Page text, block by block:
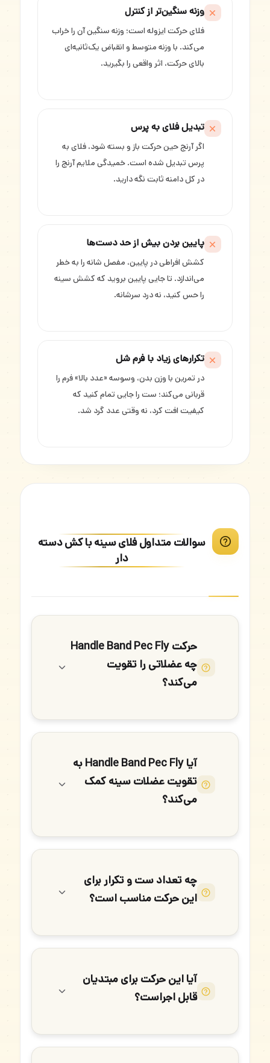
وزنه سنگین‌تر از کنترل
فلای حرکت ایزوله است؛ وزنه سنگین آن را خراب
می‌کند. با وزنه متوسط و انقباض یک‌ثانیه‌ای
بالای حرکت، اثر واقعی را بگیرید.
تبدیل فلای به پرس
اگر آرنج حین حرکت باز و بسته شود، فلای به
پرس تبدیل شده است. خمیدگی ملایم آرنج را
در کل دامنه ثابت نگه دارید.
پایین بردن بیش از حد دست‌ها
کشش افراطی در پایین، مفصل شانه را به خطر
می‌اندازد. تا جایی پایین بروید که کشش سینه
را حس کنید، نه درد سرشانه.
تکرارهای زیاد با فرم شل
در تمرین با وزن بدن، وسوسه «عدد بالا» فرم را
قربانی می‌کند؛ ست را جایی تمام کنید که
کیفیت افت کرد، نه وقتی عدد گرد شد.
سوالات متداول فلای سینه با کش دسته
دار
حرکت Handle Band Pec Fly
چه عضلاتی را تقویت
می‌کند؟
آیا Handle Band Pec Fly به
تقویت عضلات سینه کمک
می‌کند؟
چه تعداد ست و تکرار برای
این حرکت مناسب است؟
آیا این حرکت برای مبتدیان
قابل اجراست؟